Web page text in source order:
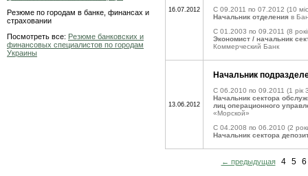
Резюме по городам в банке, финансах и
страховании
Посмотреть все: Резюме банковских и
финансовых специалистов по городам
Украины
16.07.2012 C 09.2011 по 07.2012 (10
Начальник отделения в
C 01.2003 по 09.2011 (8
Экономист / начальник
Коммерческий Банк
13.06.2012
Начальник
C 06.2010 по 09.2011 (1 рік
Начальник сектора
лиц операционного
«Морской»
C 04.2008 по 06.2010 (2
Начальник сектора
← предыдущая 4 5 6